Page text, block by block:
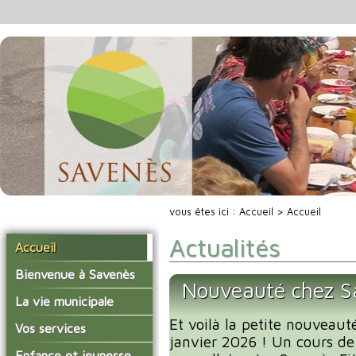
Accueil
Bienvenue à Savenès
Situer Savenès
Savenès en chiffre
L'histoire du village
La vie municipale
Vos élus
Les compte-rendus du
Vos services
La mairie
vous êtes ici : Accueil > Accueil
Actualités
Nouveauté chez
Et voilà la petite
janvier 2026 ! Un cours